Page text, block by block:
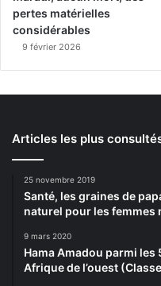
pertes matérielles
considérables
9 février 2026
Articles les plus
25 novembre 2019
Santé, les graines de
naturel pour les femmes
9 mars 2020
Hama Amadou parmi
Afrique de l’ouest